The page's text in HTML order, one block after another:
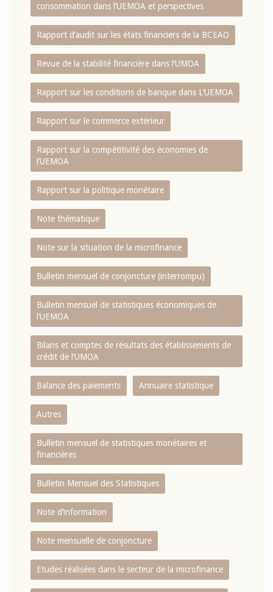
consommation dans l‘UEMOA et perspectives
Rapport d‘audit sur les états financiers de la BCEAO
Revue de la stabilité financière dans l‘UMOA
Rapport sur les conditions de banque dans L‘UEMOA
Rapport sur le commerce extérieur
Rapport sur la compétitivité des économies de
l‘UEMOA
Rapport sur la politique monétaire
Note thématique
Note sur la situation de la microfinance
Bulletin mensuel de conjoncture (interrompu)
Bulletin mensuel de statistiques économiques de
l‘UEMOA
Bilans et comptes de résultats des établissements de
crédit de l‘UMOA
Balance des paiements Annuaire statistique
Autres
Bulletin mensuel de statistiques monétaires et
financières
Bulletin Mensuel des Statistiques
Note d’information
Note mensuelle de conjoncture
Etudes réalisées dans le secteur de la microfinance